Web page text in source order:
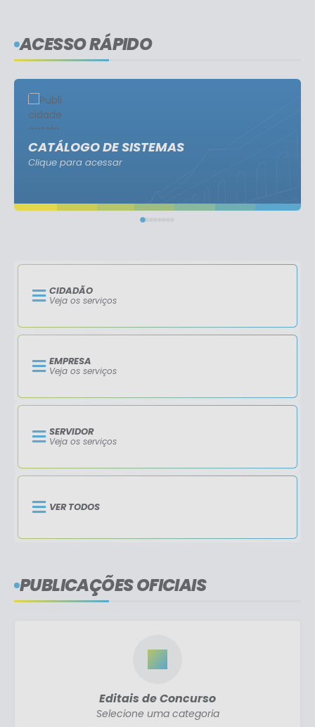
ACESSO RÁPIDO
CATÁLOGO DE SISTEMAS
Clique para acessar
CIDADÃO
Veja os serviços
EMPRESA
Veja os serviços
SERVIDOR
Veja os serviços
VER TODOS
PUBLICAÇÕES OFICIAIS
Editais de Concurso
Selecione uma categoria